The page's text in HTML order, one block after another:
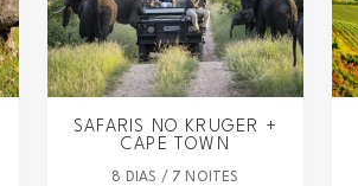
SAFARIS NO KRUGER +
CAPE TOWN
8 DIAS / 7 NOITES